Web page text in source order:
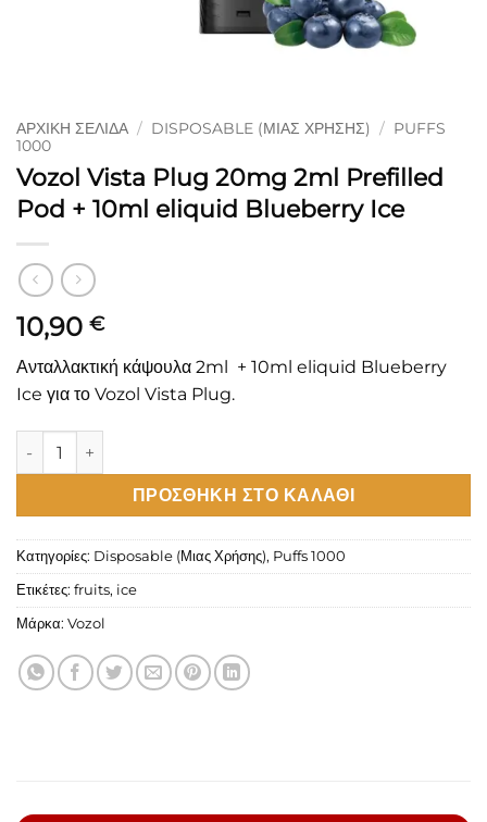
ΑΡΧΙΚΉ ΣΕΛΊΔΑ / DISPOSABLE (ΜΙΑΣ ΧΡΉΣΗΣ) / PUFFS
1000
Vozol Vista Plug 20mg 2ml Prefilled
Pod + 10ml eliquid Blueberry Ice
10,90 €
Ανταλλακτική κάψουλα 2ml + 10ml eliquid Blueberry
Ice για το Vozol Vista Plug.
Vozol Vista Plug 20mg 2ml Prefilled Pod + 10ml eliquid
ΠΡΟΣΘΉΚΗ ΣΤΟ ΚΑΛΆΘΙ
Κατηγορίες: Disposable (Μιας Χρήσης), Puffs 1000
Ετικέτες: fruits, ice
Μάρκα: Vozol